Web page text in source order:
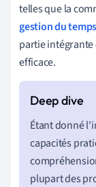
telles que la
gestion du temps
partie
efficace.
Étant donné
capacités
plupart des